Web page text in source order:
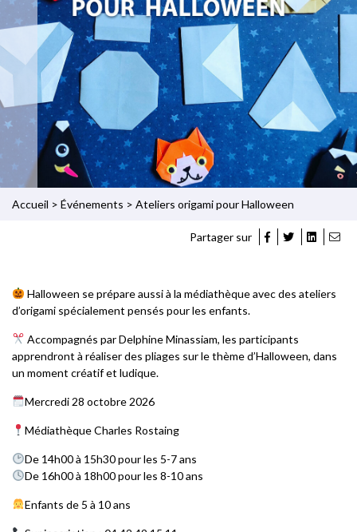
Accueil > Événements > Ateliers origami pour Halloween
Partager sur
Halloween se prépare aussi à la médiathèque avec des ateliers
d’origami spécialement pensés pour les enfants.
Accompagnés par Delphine Minassiam, les participants
apprendront à réaliser des pliages sur le thème d’Halloween, dans
un moment créatif et ludique.
Mercredi 28 octobre 2026
Médiathèque Charles Rostaing
De 14h00 à 15h30 pour les 5-7 ans
De 16h00 à 18h00 pour les 8-10 ans
Enfants de 5 à 10 ans